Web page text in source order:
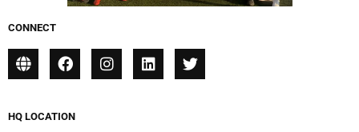
HQ LOCATION
CONNECT